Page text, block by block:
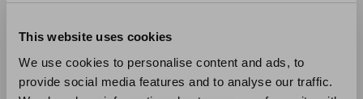
This website uses cookies
We use cookies to personalise content and ads, to
provide social media features and to analyse our traffic.
aanwijzingen op de wikkel. Bij twijfel helpen wij u
Benieuwd naar het behang? Kom langs in onze